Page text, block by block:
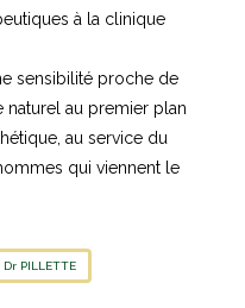
à la clinique
sensibilité proche de
naturel au premier plan
au service du
qui viennent le
PILLETTE